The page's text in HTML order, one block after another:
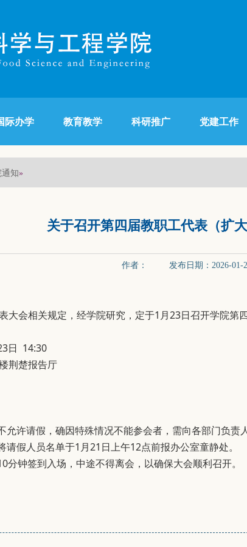
际办学 教育教学 科研推广 党建工作
知»
关于召开第四届教职工代表（扩
作者： 发布日期：2026-01-
大会相关规定，经学院研究，定于1月23日召开学院
日 14:30
荆楚报告厅
允许请假，确因特殊情况不能参会者，需向各部门负责人
请假人员名单于1月21日上午12点前报办公室童静处。
分钟签到入场，中途不得离会，以确保大会顺利召开。